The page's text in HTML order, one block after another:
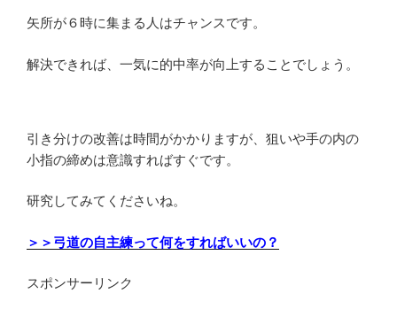
矢所が６時に集まる人はチャンスです。
解決できれば、一気に的中率が向上することでしょう。
引き分けの改善は時間がかかりますが、狙いや手の内の
小指の締めは意識すればすぐです。
研究してみてくださいね。
＞＞弓道の自主練って何をすればいいの？
スポンサーリンク